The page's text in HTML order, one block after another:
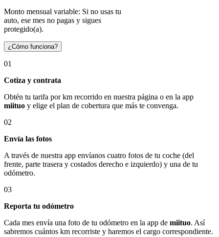
Monto mensual variable: Si no usas tu
auto, ese mes no pagas y sigues
protegido(a).
¿Cómo funciona?
01
Cotiza y contrata
Obtén tu tarifa por km recorrido en nuestra página o en la app
miituo y elige el plan de cobertura que más te convenga.
02
Envía las fotos
A través de nuestra app envíanos cuatro fotos de tu coche (del
frente, parte trasera y costados derecho e izquierdo) y una de tu
odómetro.
03
Reporta tu odómetro
Cada mes envía una foto de tu odómetro en la app de miituo. Así
sabremos cuántos km recorriste y haremos el cargo correspondiente.